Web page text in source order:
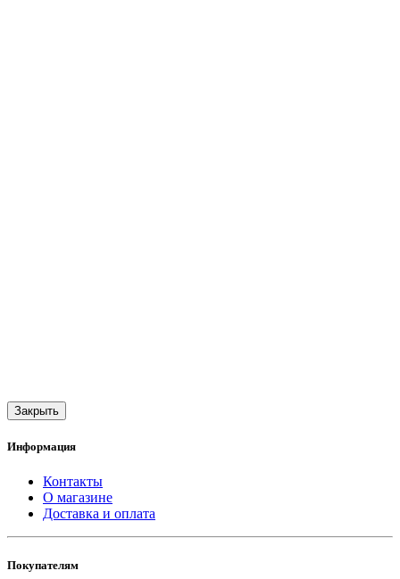
Закрыть
Информация
Контакты
О магазине
Доставка и оплата
Покупателям